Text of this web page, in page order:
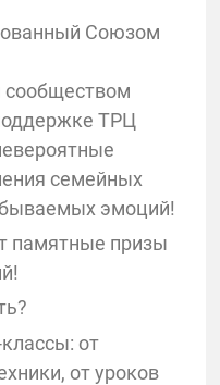
Союзом
сообществом
ТРЦ
семейных
эмоций!
памятные призы
от
от уроков